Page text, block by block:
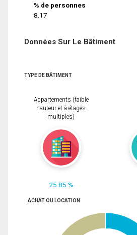
% de personnes
8.17
Données Sur Le Bâtiment
TYPE DE BÂTIMENT
Appartements (faible
hauteur et à étages
multiples)
25.85 %
ACHAT OU LOCATION